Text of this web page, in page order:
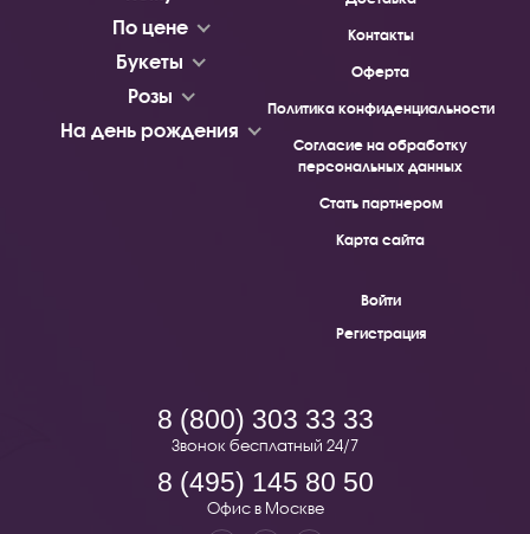
По цене
Букеты
Розы
На день рождения
Контакты
Оферта
Политика конфиденциальности
Согласие на обработку
персональных данных
Стать партнером
Карта сайта
Войти
Регистрация
8 (800) 303 33 33
Звонок бесплатный 24/7
8 (495) 145 80 50
Офис в Москве